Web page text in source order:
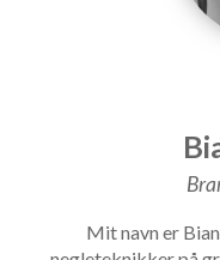
Mit navn er